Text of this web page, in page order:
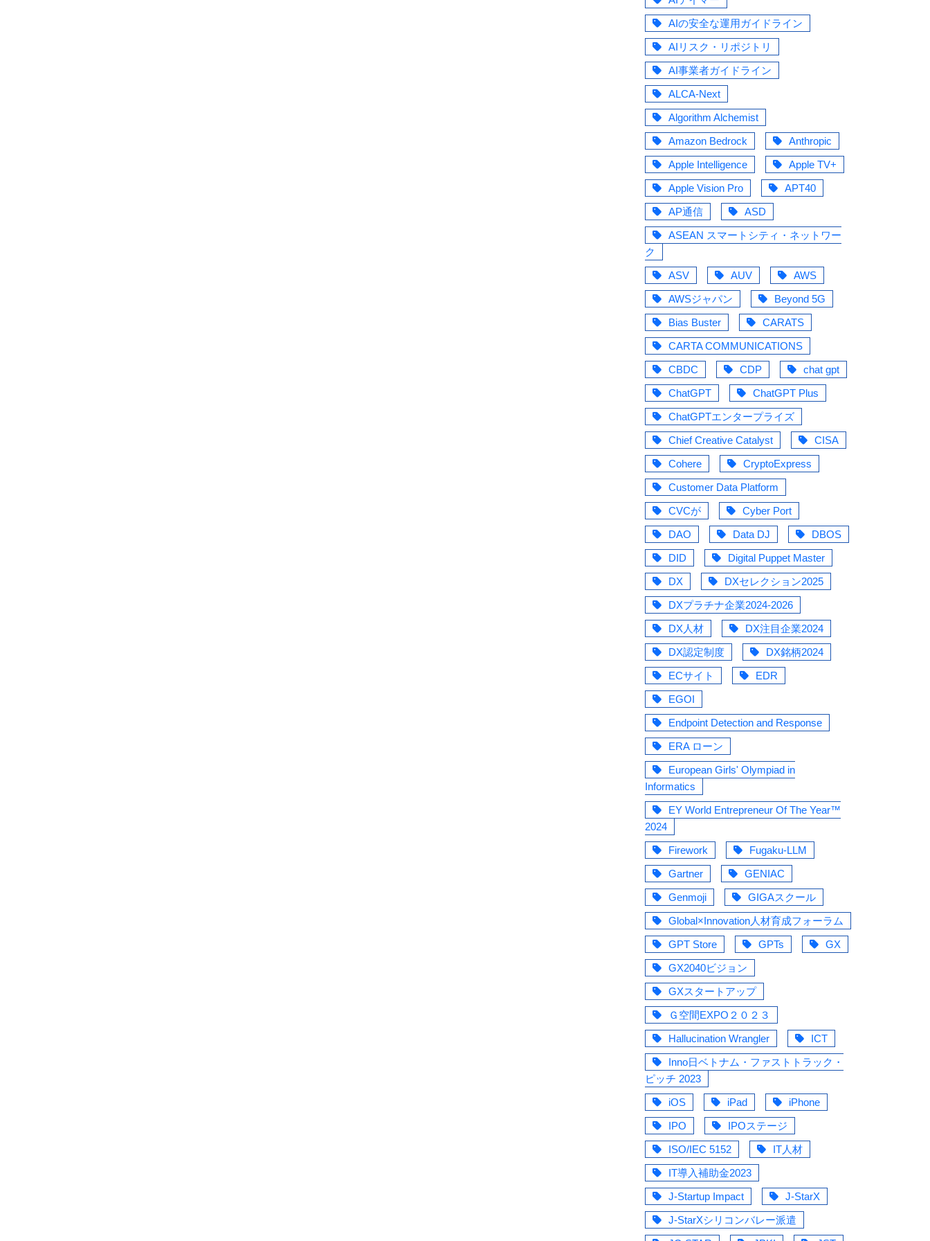
AIの安全な運用ガイドライン
AIリスク・リポジトリ
AI事業者ガイドライン
ALCA-Next
Algorithm Alchemist
Amazon Bedrock
Anthropic
Apple Intelligence
Apple TV+
Apple Vision Pro
APT40
AP通信
ASD
ASEAN スマートシティ・ネットワー
ク
ASV
AUV
AWS
AWSジャパン
Beyond 5G
Bias Buster
CARATS
CARTA COMMUNICATIONS
CBDC
CDP
chat gpt
ChatGPT
ChatGPT Plus
ChatGPTエンタープライズ
Chief Creative Catalyst
CISA
Cohere
CryptoExpress
Customer Data Platform
CVCが
Cyber Port
DAO
Data DJ
DBOS
DID
Digital Puppet Master
DX
DXセレクション2025
DXプラチナ企業2024-2026
DX人材
DX注目企業2024
DX認定制度
DX銘柄2024
ECサイト
EDR
EGOI
Endpoint Detection and Response
ERA ローン
European Girls' Olympiad in
Informatics
EY World Entrepreneur Of The Year™
2024
Firework
Fugaku-LLM
Gartner
GENIAC
Genmoji
GIGAスクール
Global×Innovation人材育成フォーラム
GPT Store
GPTs
GX
GX2040ビジョン
GXスタートアップ
Ｇ空間EXPO２０２３
Hallucination Wrangler
ICT
Inno日ベトナム・ファストトラック・
ピッチ 2023
iOS
iPad
iPhone
IPO
IPOステージ
ISO/IEC 5152
IT人材
IT導入補助金2023
J-Startup Impact
J-StarX
J-StarXシリコンバレー派遣